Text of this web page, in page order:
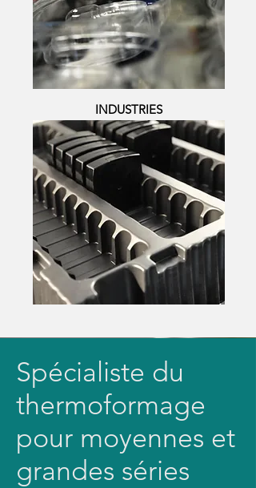
INDUSTRIES
Spécialiste du
thermoformage
pour moyennes et
grandes séries